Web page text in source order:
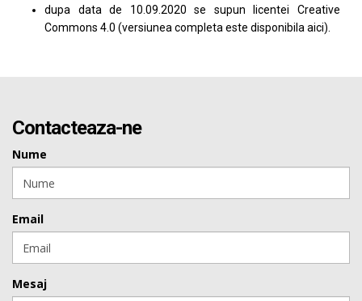
dupa data de 10.09.2020 se supun licentei Creative
Commons 4.0 (versiunea completa este disponibila aici).
Contacteaza-ne
Nume
Email
Mesaj